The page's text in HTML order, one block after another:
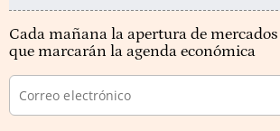
Cada mañana la apertura de
que marcarán la agenda económica